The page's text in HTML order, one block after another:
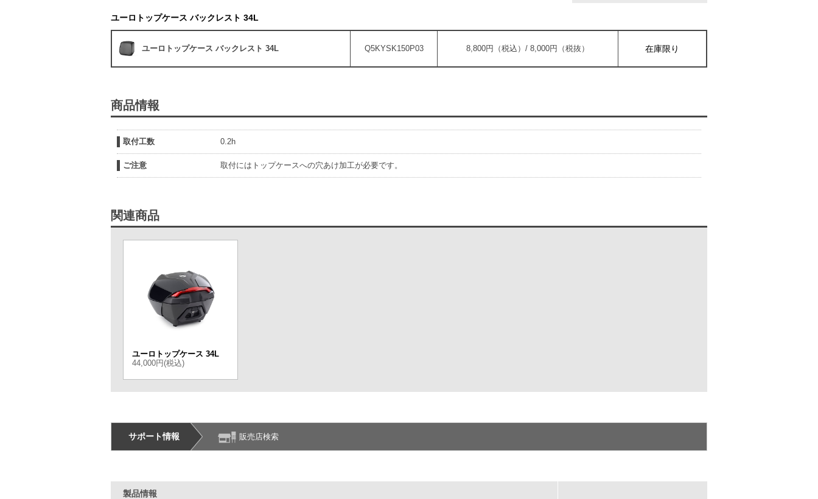
ユーロトップケース バックレスト 34L
ユーロトップケース バックレスト 34L Q5KYSK150P03 8,800円（税込）/ 8,000円（税抜） 在庫限り
商品情報
取付工数 0.2h
ご注意 取付にはトップケースへの穴あけ加工が必要です。
関連商品
ユーロトップケース 34L
44,000円(税込)
サポート情報 販売店検索
製品情報